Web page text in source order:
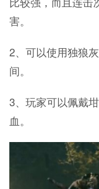
害。
2、可以使用独狼
间。
3、玩家可以佩戴
血。